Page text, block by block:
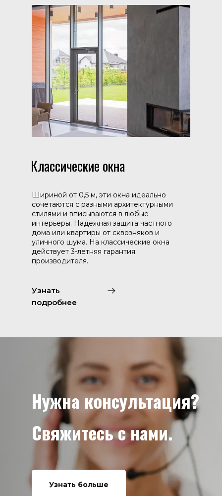
Узнать
подробнее
Шириной от 0,5 м, эти окна идеально
сочетаются с разными архитектурными
стилями и вписываются в любые
интерьеры. Надежная защита частного
дома или квартиры от сквозняков и
уличного шума. На классические окна
действует 3-летняя гарантия
производителя.
Классические окна
Нужна консультация?
Свяжитесь с нами.
Узнать больше